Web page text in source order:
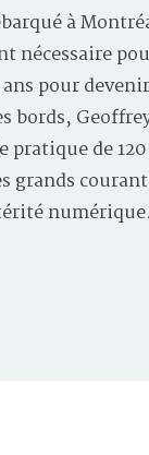
à
nécessaire
ans pour
bords,
de
grands
numérique.